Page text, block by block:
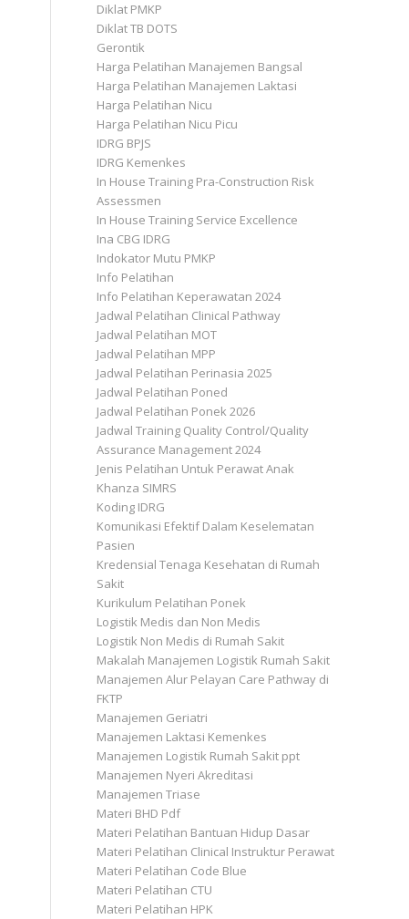
Diklat PMKP
Diklat TB DOTS
Gerontik
Harga Pelatihan Manajemen Bangsal
Harga Pelatihan Manajemen Laktasi
Harga Pelatihan Nicu
Harga Pelatihan Nicu Picu
IDRG BPJS
IDRG Kemenkes
In House Training Pra-Construction Risk
Assessmen
In House Training Service Excellence
Ina CBG IDRG
Indokator Mutu PMKP
Info Pelatihan
Info Pelatihan Keperawatan 2024
Jadwal Pelatihan Clinical Pathway
Jadwal Pelatihan MOT
Jadwal Pelatihan MPP
Jadwal Pelatihan Perinasia 2025
Jadwal Pelatihan Poned
Jadwal Pelatihan Ponek 2026
Jadwal Training Quality Control/Quality
Assurance Management 2024
Jenis Pelatihan Untuk Perawat Anak
Khanza SIMRS
Koding IDRG
Komunikasi Efektif Dalam Keselematan
Pasien
Kredensial Tenaga Kesehatan di Rumah
Sakit
Kurikulum Pelatihan Ponek
Logistik Medis dan Non Medis
Logistik Non Medis di Rumah Sakit
Makalah Manajemen Logistik Rumah Sakit
Manajemen Alur Pelayan Care Pathway di
FKTP
Manajemen Geriatri
Manajemen Laktasi Kemenkes
Manajemen Logistik Rumah Sakit ppt
Manajemen Nyeri Akreditasi
Manajemen Triase
Materi BHD Pdf
Materi Pelatihan Bantuan Hidup Dasar
Materi Pelatihan Clinical Instruktur Perawat
Materi Pelatihan Code Blue
Materi Pelatihan CTU
Materi Pelatihan HPK